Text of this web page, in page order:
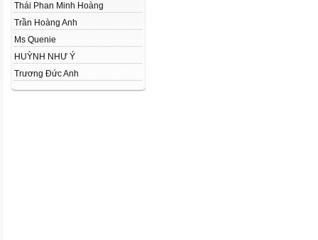
Thái Phan Minh Hoàng
Trần Hoàng Anh
Ms Quenie
HUỲNH NHƯ Ý
Trương Đức Anh